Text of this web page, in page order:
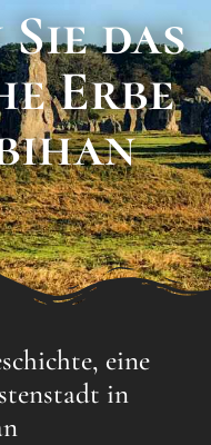
das
Erbe
eine
in